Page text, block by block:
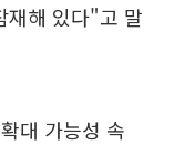
재해 있다"고 말
대 가능성 속